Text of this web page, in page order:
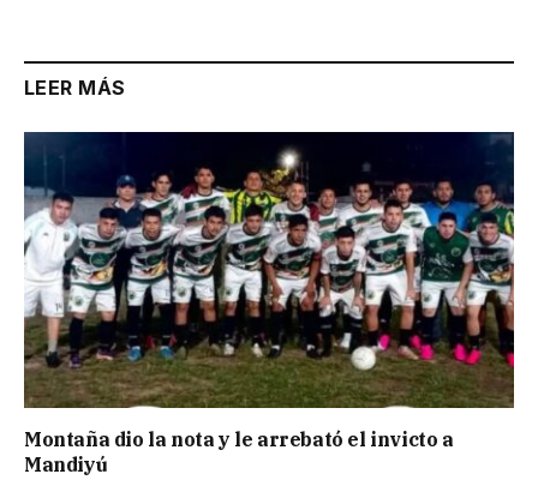
LEER MÁS
Montaña dio la nota y le arrebató el invicto a
Mandiyú